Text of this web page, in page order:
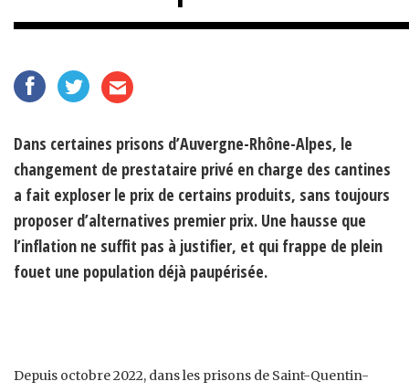
Dans certaines prisons d’Auvergne-Rhône-Alpes, le
changement de prestataire privé en charge des cantines
a fait exploser le prix de certains produits, sans toujours
proposer d’alternatives premier prix. Une hausse que
l’inflation ne suffit pas à justifier, et qui frappe de plein
fouet une population déjà paupérisée.
Depuis octobre 2022, dans les prisons de Saint-Quentin-